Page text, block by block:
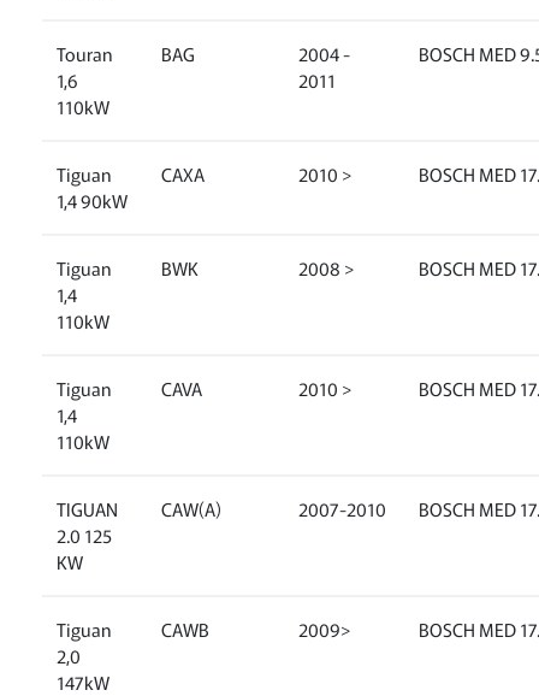
Touran
1,6
110kW
BAG
2004 -
2011
BOSCH MED
Tiguan
1,4 90kW
CAXA 2010 > BOSCH MED
Tiguan
1,4
110kW
BWK 2008 > BOSCH MED
Tiguan
1,4
110kW
CAVA 2010 > BOSCH MED
TIGUAN
2.0 125
KW
CAW(A) 2007-2010 BOSCH MED
Tiguan
2,0
147kW
CAWB 2009> BOSCH MED